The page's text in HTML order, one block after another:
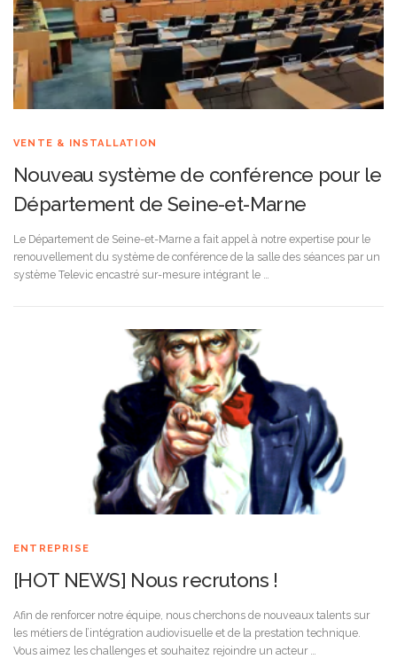
VENTE & INSTALLATION
Nouveau système de conférence pour le
Département de Seine-et-Marne
Le Département de Seine-et-Marne a fait appel à notre expertise pour le
renouvellement du système de conférence de la salle des séances par un
système Televic encastré sur-mesure intégrant le …
ENTREPRISE
[HOT NEWS] Nous recrutons !
Afin de renforcer notre équipe, nous cherchons de nouveaux talents sur
les métiers de l’intégration audiovisuelle et de la prestation technique.
Vous aimez les challenges et souhaitez rejoindre un acteur …